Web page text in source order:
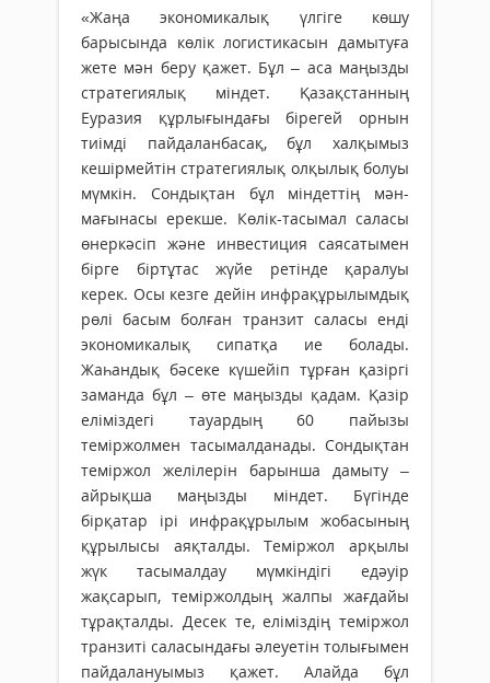
«Жаңа экономикалық үлгіге көшу
барысында көлік логистикасын дамытуға
жете мән беру қажет. Бұл – аса маңызды
стратегиялық міндет. Қазақстанның
Еуразия құрлығындағы бірегей орнын
тиімді пайдаланбасақ, бұл халқымыз
кешірмейтін стратегиялық олқылық болуы
мүмкін. Сондықтан бұл міндеттің мән-
мағынасы ерекше. Көлік-тасымал саласы
өнеркәсіп және инвестиция саясатымен
бірге біртұтас жүйе ретінде қаралуы
керек. Осы кезге дейін инфрақұрылымдық
рөлі басым болған транзит саласы енді
экономикалық сипатқа ие болады.
Жаһандық бәсеке күшейіп тұрған қазіргі
заманда бұл – өте маңызды қадам. Қазір
еліміздегі тауардың 60 пайызы
теміржолмен тасымалданады. Сондықтан
теміржол желілерін барынша дамыту –
айрықша маңызды міндет. Бүгінде
бірқатар ірі инфрақұрылым жобасының
құрылысы аяқталды. Теміржол арқылы
жүк тасымалдау мүмкіндігі едәуір
жақсарып, теміржолдың жалпы жағдайы
тұрақталды. Десек те, еліміздің теміржол
транзиті саласындағы әлеуетін толығымен
пайдалануымыз қажет. Алайда бұл